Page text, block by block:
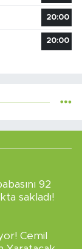
20:00
20:00
92
sakladı!
Cemil